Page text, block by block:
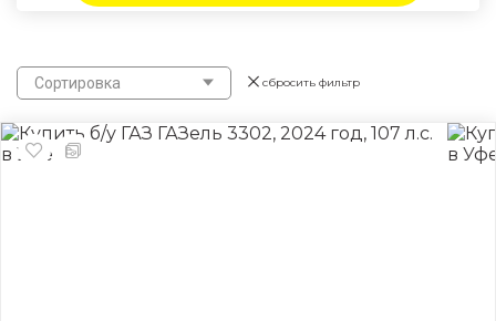
Сортировка сбросить фильтр